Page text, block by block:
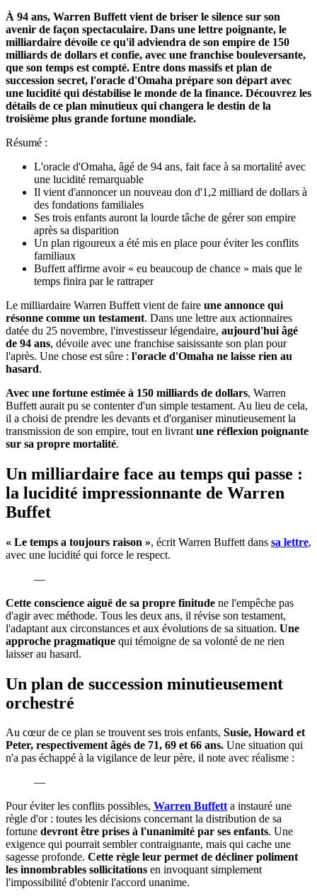
À 94 ans, Warren Buffett vient de briser le silence sur son
avenir de façon spectaculaire. Dans une lettre poignante, le
milliardaire dévoile ce qu'il adviendra de son empire de 150
milliards de dollars et confie, avec une franchise bouleversante,
que son temps est compté. Entre dons massifs et plan de
succession secret, l'oracle d'Omaha prépare son départ avec
une lucidité qui déstabilise le monde de la finance. Découvrez les
détails de ce plan minutieux qui changera le destin de la
troisième plus grande fortune mondiale.
Résumé :
L'oracle d'Omaha, âgé de 94 ans, fait face à sa mortalité avec
une lucidité remarquable
Il vient d'annoncer un nouveau don d'1,2 milliard de dollars à
des fondations familiales
Ses trois enfants auront la lourde tâche de gérer son empire
après sa disparition
Un plan rigoureux a été mis en place pour éviter les conflits
familiaux
Buffett affirme avoir « eu beaucoup de chance » mais que le
temps finira par le rattraper
Le milliardaire Warren Buffett vient de faire une annonce qui
résonne comme un testament. Dans une lettre aux actionnaires
datée du 25 novembre, l'investisseur légendaire, aujourd'hui âgé
de 94 ans, dévoile avec une franchise saisissante son plan pour
l'après. Une chose est sûre : l'oracle d'Omaha ne laisse rien au
hasard.
Avec une fortune estimée à 150 milliards de dollars, Warren
Buffett aurait pu se contenter d'un simple testament. Au lieu de cela,
il a choisi de prendre les devants et d'organiser minutieusement la
transmission de son empire, tout en livrant une réflexion poignante
sur sa propre mortalité.
Un milliardaire face au temps qui passe :
la lucidité impressionnante de Warren
Buffet
« Le temps a toujours raison », écrit Warren Buffett dans sa lettre,
avec une lucidité qui force le respect.
—
Cette conscience aiguë de sa propre finitude ne l'empêche pas
d'agir avec méthode. Tous les deux ans, il révise son testament,
l'adaptant aux circonstances et aux évolutions de sa situation. Une
approche pragmatique qui témoigne de sa volonté de ne rien
laisser au hasard.
Un plan de succession minutieusement
orchestré
Au cœur de ce plan se trouvent ses trois enfants, Susie, Howard et
Peter, respectivement âgés de 71, 69 et 66 ans. Une situation qui
n'a pas échappé à la vigilance de leur père, il note avec réalisme :
—
Pour éviter les conflits possibles, Warren Buffetta instauré une
règle d'or : toutes les décisions concernant la distribution de sa
fortune devront être prises à l'unanimité par ses enfants. Une
exigence qui pourrait sembler contraignante, mais qui cache une
sagesse profonde. Cette règle leur permet de décliner poliment
les innombrables sollicitations en invoquant simplement
l'impossibilité d'obtenir l'accord unanime.